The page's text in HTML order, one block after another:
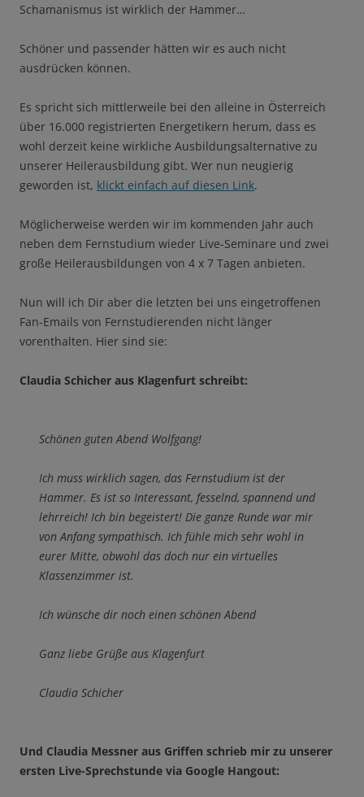
Schamanismus ist wirklich der Hammer…
Schöner und passender hätten wir es auch nicht
ausdrücken können.
Es spricht sich mittlerweile bei den alleine in Österreich
über 16.000 registrierten Energetikern herum, dass es
wohl derzeit keine wirkliche Ausbildungsalternative zu
unserer Heilerausbildung gibt. Wer nun neugierig
geworden ist, klickt einfach auf diesen Link.
Möglicherweise werden wir im kommenden Jahr auch
neben dem Fernstudium wieder Live-Seminare und zwei
große Heilerausbildungen von 4 x 7 Tagen anbieten.
Nun will ich Dir aber die letzten bei uns eingetroffenen
Fan-Emails von Fernstudierenden nicht länger
vorenthalten. Hier sind sie:
Claudia Schicher aus Klagenfurt schreibt:
Schönen guten Abend Wolfgang!
Ich muss wirklich sagen, das Fernstudium ist der
Hammer. Es ist so Interessant, fesselnd, spannend und
lehrreich! Ich bin begeistert! Die ganze Runde war mir
von Anfang sympathisch. Ich fühle mich sehr wohl in
eurer Mitte, obwohl das doch nur ein virtuelles
Klassenzimmer ist.
Ich wünsche dir noch einen schönen Abend
Ganz liebe Grüße aus Klagenfurt
Claudia Schicher
Und Claudia Messner aus Griffen schrieb mir zu unserer
ersten Live-Sprechstunde via Google Hangout: